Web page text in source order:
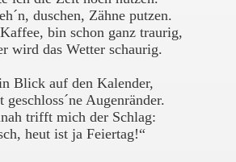
duschen, Zähne putzen.
bin schon ganz traurig,
wird das Wetter schaurig.
Blick auf den Kalender,
geschloss´ne Augenränder.
trifft mich der Schlag:
heut ist ja Feiertag!“